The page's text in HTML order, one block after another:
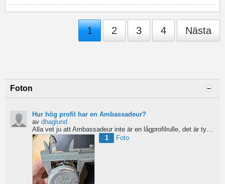
1 2 3 4 Nästa
Foton
Hur hög profil har en Ambassadeur?
av dhaglund
Alla vet ju att Ambassadeur inte är en lågprofilrulle, det är tydligt. Men hur hög profil har de egentligen?...
1
Foto